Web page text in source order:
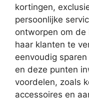
kortingen,
persoonlijke
ontworpen om
haar klanten te
eenvoudig
en deze punten
voordelen, zoals
accessoires en